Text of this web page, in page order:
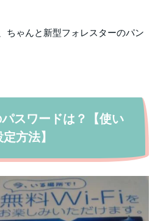
ちゃんと新型フォレスターのパン
スワードは？【使い
方法】